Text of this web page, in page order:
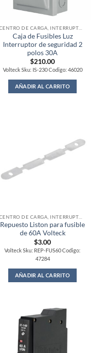
Caja de Fusibles Luz
Interruptor de seguridad 2
polos 30A
$210.00
Volteck Sku: IS-230 Codigo: 46020
AÑADIR AL CARRITO
Repuesto Liston para fusible
de 60A Volteck
$3.00
Volteck Sku: REP-FUS60 Codigo:
47284
AÑADIR AL CARRITO